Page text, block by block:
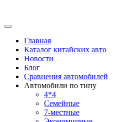
Главная
Каталог китайских авто
Новости
Блог
Сравнения автомобилей
Автомобили по типу
4*4
Семейные
7-местные